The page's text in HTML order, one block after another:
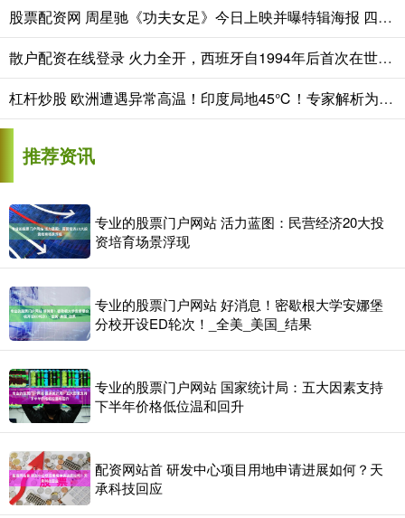
股票配资网 周星驰《功夫女足》今日上映并曝特辑海报 四大看点揭秘喜剧盛宴！
散户配资在线登录 火力全开，西班牙自1994年后首次在世界杯淘汰赛阶段单场打入2球
杠杆炒股 欧洲遭遇异常高温！印度局地45℃！专家解析为何全球高温频频？
推荐资讯
专业的股票门户网站 活力蓝图：民营经济20大投
资培育场景浮现
专业的股票门户网站 好消息！密歇根大学安娜堡
分校开设ED轮次！_全美_美国_结果
专业的股票门户网站 国家统计局：五大因素支持
下半年价格低位温和回升
配资网站首 研发中心项目用地申请进展如何？天
承科技回应